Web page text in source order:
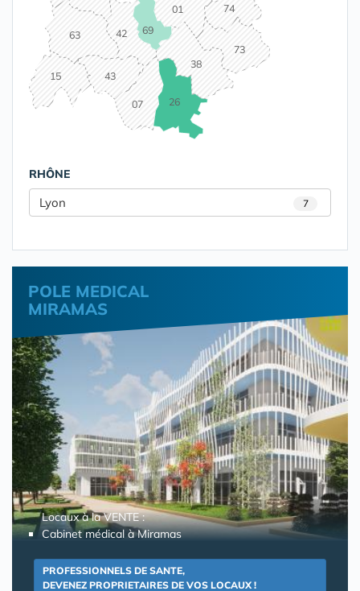
01
07
15
26
38
42
43
63
69
73
74
RHÔNE
Lyon 7
POLE MEDICAL
MIRAMAS
Locaux à la VENTE :
Cabinet médical à Miramas
PROFESSIONNELS DE SANTE,
DEVENEZ PROPRIETAIRES DE VOS LOCAUX !